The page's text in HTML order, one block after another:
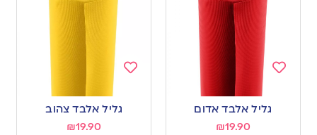
גליל אלבד אדום
₪19.90
גליל אלבד צהוב
₪19.90